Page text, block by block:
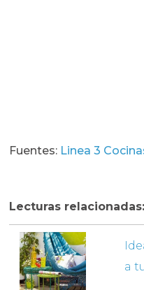
Fuentes: Linea 3
Lecturas relacionadas:
a